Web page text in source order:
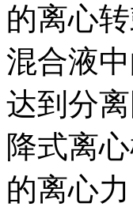
的离心
混合液
达到分
降式离
的离心